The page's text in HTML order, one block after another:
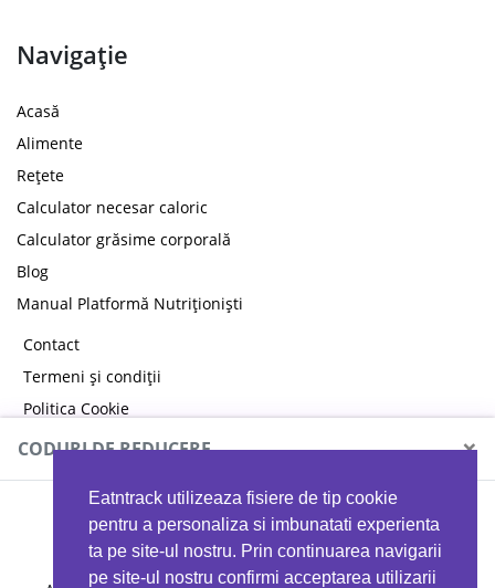
Eatntrack utilizeaza fisiere de tip cookie
pentru a personaliza si imbunatati experienta
ta pe site-ul nostru. Prin continuarea navigarii
pe site-ul nostru confirmi acceptarea utilizarii
Navigație
Acasă
Alimente
Rețete
Calculator necesar caloric
Calculator grăsime corporală
Blog
Manual Platformă Nutriționiști
Contact
Termeni și condiții
Politica Cookie
Politica de confidențialitate
CODURI DE REDUCERE ×
MYPROTEIN